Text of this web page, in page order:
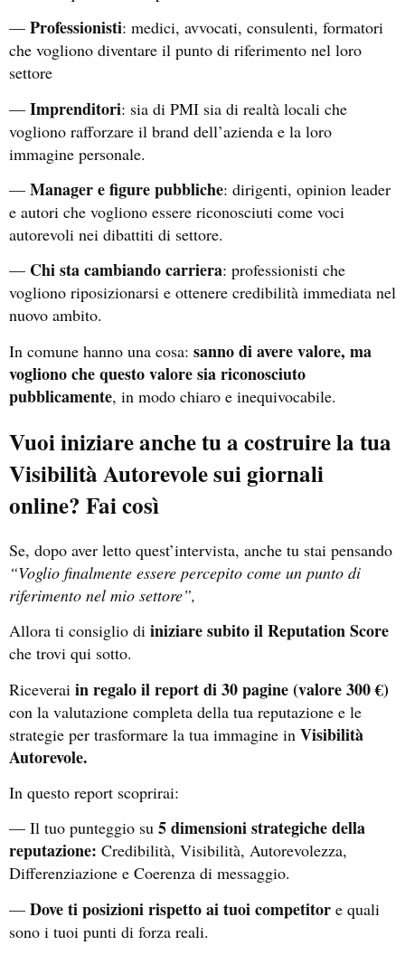
— Professionisti: medici, avvocati, consulenti, formatori
che vogliono diventare il punto di riferimento nel loro
settore
— Imprenditori: sia di PMI sia di realtà locali che
vogliono rafforzare il brand dell’azienda e la loro
immagine personale.
— Manager e figure pubbliche: dirigenti, opinion leader
e autori che vogliono essere riconosciuti come voci
autorevoli nei dibattiti di settore.
— Chi sta cambiando carriera: professionisti che
vogliono riposizionarsi e ottenere credibilità immediata nel
nuovo ambito.
In comune hanno una cosa: sanno di avere valore, ma
vogliono che questo valore sia riconosciuto
pubblicamente, in modo chiaro e inequivocabile.
Vuoi iniziare anche tu a costruire la tua
Visibilità Autorevole sui giornali
online? Fai così
Se, dopo aver letto quest’intervista, anche tu stai pensando
“Voglio finalmente essere percepito come un punto di
riferimento nel mio settore”,
Allora ti consiglio di iniziare subito il Reputation Score
che trovi qui sotto.
Riceverai in regalo il report di 30 pagine (valore 300 €)
con la valutazione completa della tua reputazione e le
strategie per trasformare la tua immagine in Visibilità
Autorevole.
In questo report scoprirai:
— Il tuo punteggio su 5 dimensioni strategiche della
reputazione: Credibilità, Visibilità, Autorevolezza,
Differenziazione e Coerenza di messaggio.
— Dove ti posizioni rispetto ai tuoi competitor e quali
sono i tuoi punti di forza reali.